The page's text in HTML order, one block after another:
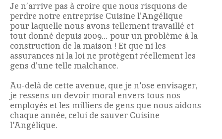
Je n’arrive pas à croire que nous risquons de
perdre notre entreprise Cuisine l’Angélique
pour laquelle nous avons tellement travaillé et
tout donné depuis 2009… pour un problème à la
construction de la maison ! Et que ni les
assurances ni la loi ne protègent réellement les
gens d’une telle malchance.
Au-delà de cette avenue, que je n'ose envisager,
je ressens un devoir moral envers tous nos
employés et les milliers de gens que nous aidons
chaque année, celui de sauver Cuisine
l'Angélique.